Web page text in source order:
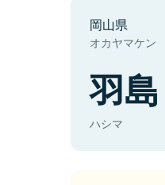
岡山県
オカヤマケン
羽島
ハシマ